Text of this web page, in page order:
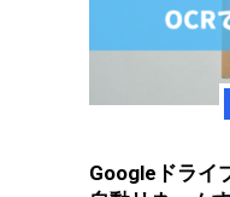
Googleドライ